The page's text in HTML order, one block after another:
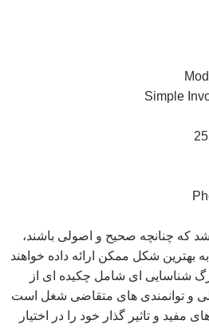
Simple
که چنانچه صحیح و اصولی باشند،
بهترین شکل ممکن ارائه داده خواهند
شناسایی ای شامل چکیده ای از
و توانمندی های متقاضی شغل است
مفید و تاثیر گذار خود را در اختیار